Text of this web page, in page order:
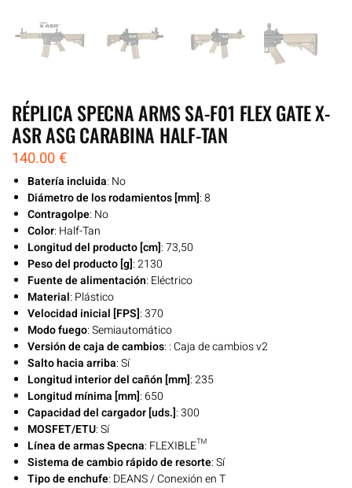
RÉPLICA SPECNA ARMS SA-F01 FLEX GATE X-
ASR ASG CARABINA HALF-TAN
140.00€
Batería incluida: No
Diámetro de los rodamientos [mm]: 8
Contragolpe: No
Color: Half-Tan
Longitud del producto [cm]: 73,50
Peso del producto [g]: 2130
Fuente de alimentación: Eléctrico
Material: Plástico
Velocidad inicial [FPS]: 370
Modo fuego: Semiautomático
Versión de caja de cambios: : Caja de cambios v2
Salto hacia arriba: Sí
Longitud interior del cañón [mm]: 235
Longitud mínima [mm]: 650
Capacidad del cargador [uds.]: 300
MOSFET/ETU: Sí
Línea de armas Specna: FLEXIBLE™
Sistema de cambio rápido de resorte: Sí
Tipo de enchufe: DEANS / Conexión en T